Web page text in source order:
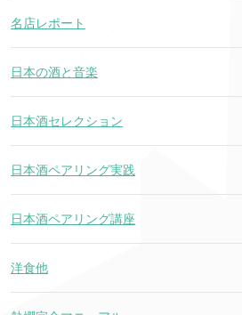
名店レポート
日本の酒と音楽
日本酒セレクション
日本酒ペアリング実践
日本酒ペアリング講座
洋食他